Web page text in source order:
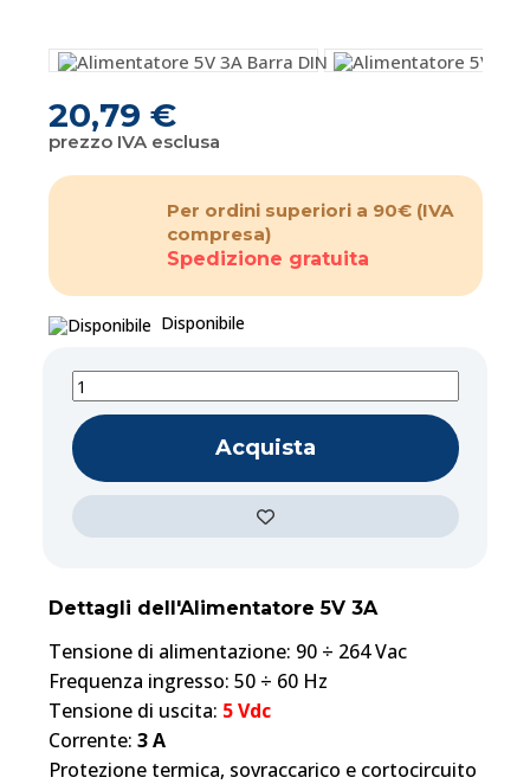
20,79 €
prezzo IVA esclusa
Per ordini superiori a 90€ (IVA
compresa)
Spedizione gratuita
Disponibile
Acquista
Dettagli dell'Alimentatore 5V 3A
Tensione di alimentazione: 90 ÷ 264 Vac
Frequenza ingresso: 50 ÷ 60 Hz
Tensione di uscita: 5 Vdc
Corrente: 3 A
Protezione termica, sovraccarico e cortocircuito